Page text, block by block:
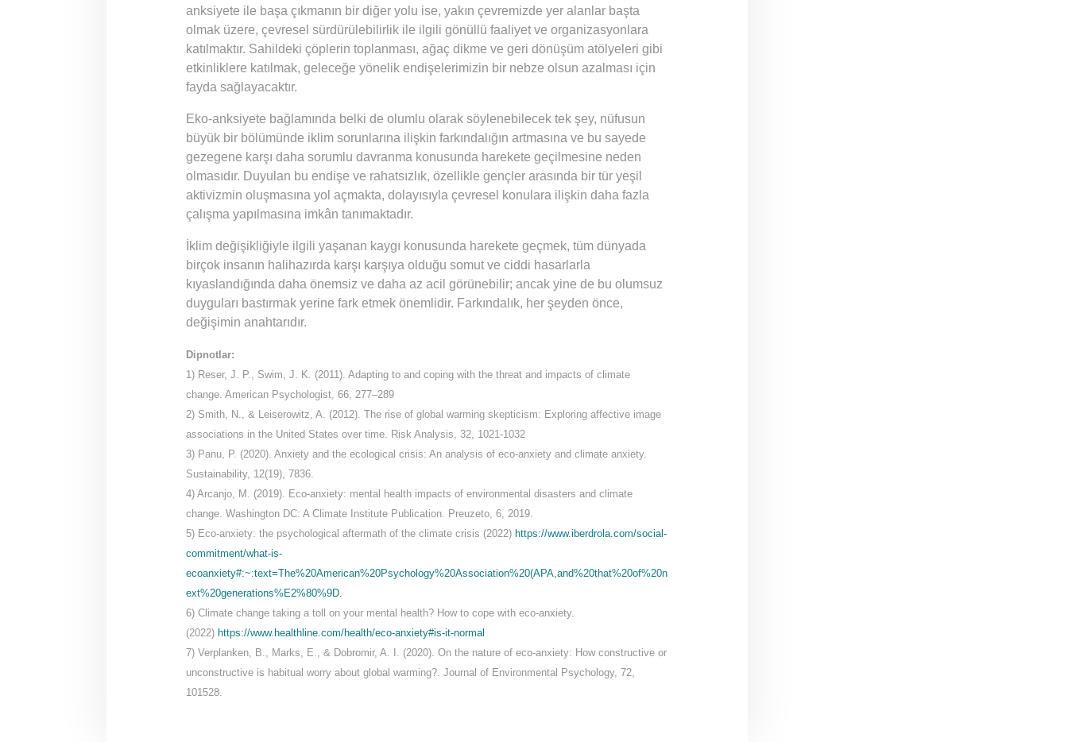
anksiyete ile başa çıkmanın bir diğer yolu ise, yakın çevremizde yer alanlar başta
olmak üzere, çevresel sürdürülebilirlik ile ilgili gönüllü faaliyet ve organizasyonlara
katılmaktır. Sahildeki çöplerin toplanması, ağaç dikme ve geri dönüşüm atölyeleri gibi
etkinliklere katılmak, geleceğe yönelik endişelerimizin bir nebze olsun azalması için
fayda sağlayacaktır.
Eko-anksiyete bağlamında belki de olumlu olarak söylenebilecek tek şey, nüfusun
büyük bir bölümünde iklim sorunlarına ilişkin farkındalığın artmasına ve bu sayede
gezegene karşı daha sorumlu davranma konusunda harekete geçilmesine neden
olmasıdır. Duyulan bu endişe ve rahatsızlık, özellikle gençler arasında bir tür yeşil
aktivizmin oluşmasına yol açmakta, dolayısıyla çevresel konulara ilişkin daha fazla
çalışma yapılmasına imkân tanımaktadır.
İklim değişikliğiyle ilgili yaşanan kaygı konusunda harekete geçmek, tüm dünyada
birçok insanın halihazırda karşı karşıya olduğu somut ve ciddi hasarlarla
kıyaslandığında daha önemsiz ve daha az acil görünebilir; ancak yine de bu olumsuz
duyguları bastırmak yerine fark etmek önemlidir. Farkındalık, her şeyden önce,
değişimin anahtarıdır.
Dipnotlar:
1) Reser, J. P., Swim, J. K. (2011). Adapting to and coping with the threat and impacts of climate
change. American Psychologist, 66, 277–289
2) Smith, N., & Leiserowitz, A. (2012). The rise of global warming skepticism: Exploring affective image
associations in the United States over time. Risk Analysis, 32, 1021-1032
3) Panu, P. (2020). Anxiety and the ecological crisis: An analysis of eco-anxiety and climate anxiety.
Sustainability, 12(19), 7836.
4) Arcanjo, M. (2019). Eco-anxiety: mental health impacts of environmental disasters and climate
change. Washington DC: A Climate Institute Publication. Preuzeto, 6, 2019.
5) Eco-anxiety: the psychological aftermath of the climate crisis (2022) https://www.iberdrola.com/social-
commitment/what-is-
ecoanxiety#:~:text=The%20American%20Psychology%20Association%20(APA,and%20that%20of%20n
ext%20generations%E2%80%9D.
6) Climate change taking a toll on your mental health? How to cope with eco-anxiety.
(2022) https://www.healthline.com/health/eco-anxiety#is-it-normal
7) Verplanken, B., Marks, E., & Dobromir, A. I. (2020). On the nature of eco-anxiety: How constructive or
unconstructive is habitual worry about global warming?. Journal of Environmental Psychology, 72,
101528.